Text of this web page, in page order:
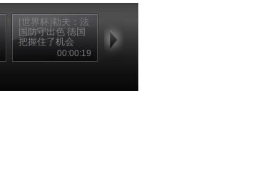
[世界杯]勒夫：法
国防守出色 德国
把握住了机会
00:00:19